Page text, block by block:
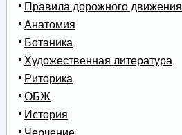
Правила дорожного движения
Анатомия
Ботаника
Художественная литература
Риторика
ОБЖ
История